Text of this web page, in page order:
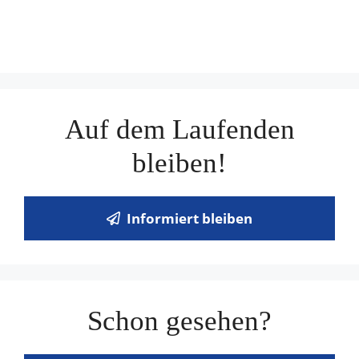
Auf dem Laufenden
bleiben!
Informiert bleiben
Schon gesehen?